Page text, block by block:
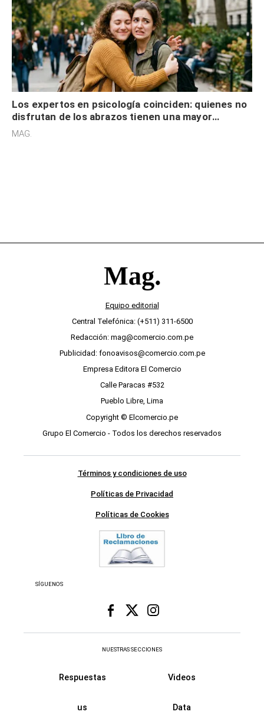
Los expertos en psicología coinciden: quienes no
disfrutan de los abrazos tienen una mayor
sensibilidad a los estímulos físicos y no es por
MAG.
Equipo editorial
Central Telefónica: (+511) 311-6500
Redacción: mag@comercio.com.pe
Publicidad: fonoavisos@comercio.com.pe
Empresa Editora El Comercio
Calle Paracas #532
Pueblo Libre, Lima
Copyright © Elcomercio.pe
Grupo El Comercio - Todos los derechos reservados
Términos y condiciones de uso
Políticas de Privacidad
Políticas de Cookies
SÍGUENOS
NUESTRAS SECCIONES
Respuestas Videos
us Data